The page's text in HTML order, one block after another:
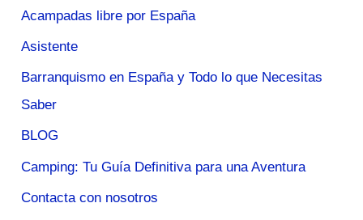
Acampadas libre por España
Asistente
Barranquismo en España y Todo lo que Necesitas
Saber
BLOG
Camping: Tu Guía Definitiva para una Aventura
Contacta con nosotros